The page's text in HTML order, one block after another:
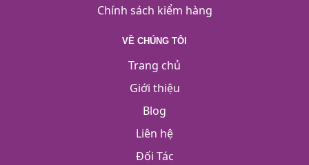
Chính sách kiểm hàng
VỀ CHÚNG TÔI
Trang chủ
Giới thiệu
Blog
Liên hệ
Đối Tác